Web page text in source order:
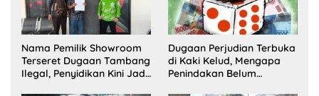
Nama Pemilik Showroom
Terseret Dugaan Tambang
Ilegal, Penyidikan Kini Jadi
Dugaan Perjudian Terbuka
di Kaki Kelud, Mengapa
Penindakan Belum